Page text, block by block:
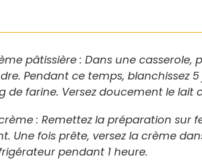
pâtissière : Dans une
Pendant ce temps, blanchissez
de farine. Versez doucement le
crème : Remettez la préparation
Une fois prête, versez la crème
pendant 1 heure.